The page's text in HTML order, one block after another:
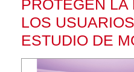
PROTEGEN LA
LOS
ESTUDIO DE